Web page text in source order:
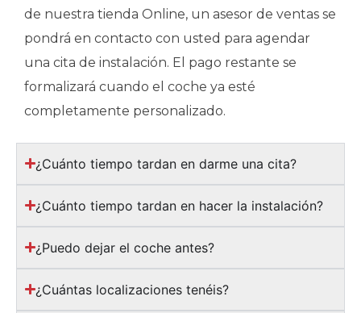
de nuestra tienda Online, un asesor de ventas se
pondrá en contacto con usted para agendar
una cita de instalación. El pago restante se
formalizará cuando el coche ya esté
completamente personalizado.
¿Cuánto tiempo tardan en darme una cita?
¿Cuánto tiempo tardan en hacer la instalación?
¿Puedo dejar el coche antes?
¿Cuántas localizaciones tenéis?